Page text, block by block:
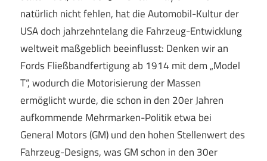
natürlich nicht fehlen, hat die Automobil-Kultur der
USA doch jahrzehntelang die Fahrzeug-Entwicklung
weltweit maßgeblich beeinflusst: Denken wir an
Fords Fließbandfertigung ab 1914 mit dem „Model
T“, wodurch die Motorisierung der Massen
ermöglicht wurde, die schon in den 20er Jahren
aufkommende Mehrmarken-Politik etwa bei
General Motors (GM) und den hohen Stellenwert des
Fahrzeug-Designs, was GM schon in den 30er